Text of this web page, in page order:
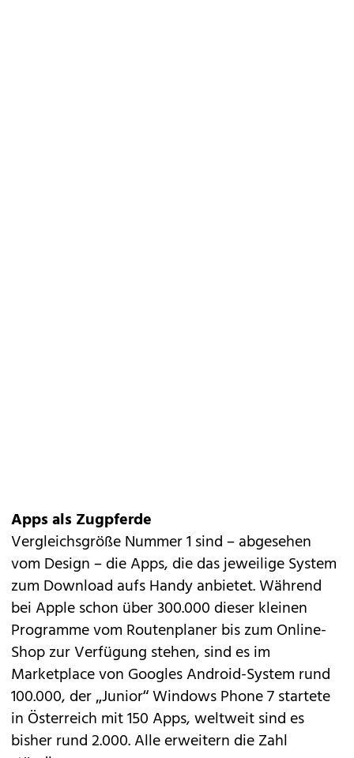
Apps als Zugpferde
Vergleichsgröße Nummer 1 sind – abgesehen
vom Design – dieApps, die das jeweilige System
zum Download aufs Handy anbietet. Während
bei Apple schon über300.000dieser kleinen
Programme vom Routenplaner bis zum Online-
Shop zur Verfügung stehen, sind es im
Marketplace von Googles Android-System rund
100.000, der „Junior“ Windows Phone 7 startete
in Österreich mit 150 Apps, weltweit sind es
bisher rund 2.000. Alle erweitern die Zahl